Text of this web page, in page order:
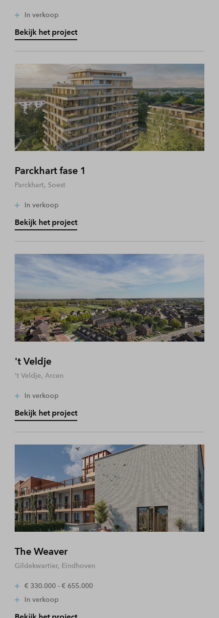
In verkoop
Bekijk het project
Parckhart fase 1
Parckhart, Soest
In verkoop
Bekijk het project
't Veldje
't Veldje, Arcen
In verkoop
Bekijk het project
The Weaver
Gildekwartier, Eindhoven
€ 330.000 - € 655.000
In verkoop